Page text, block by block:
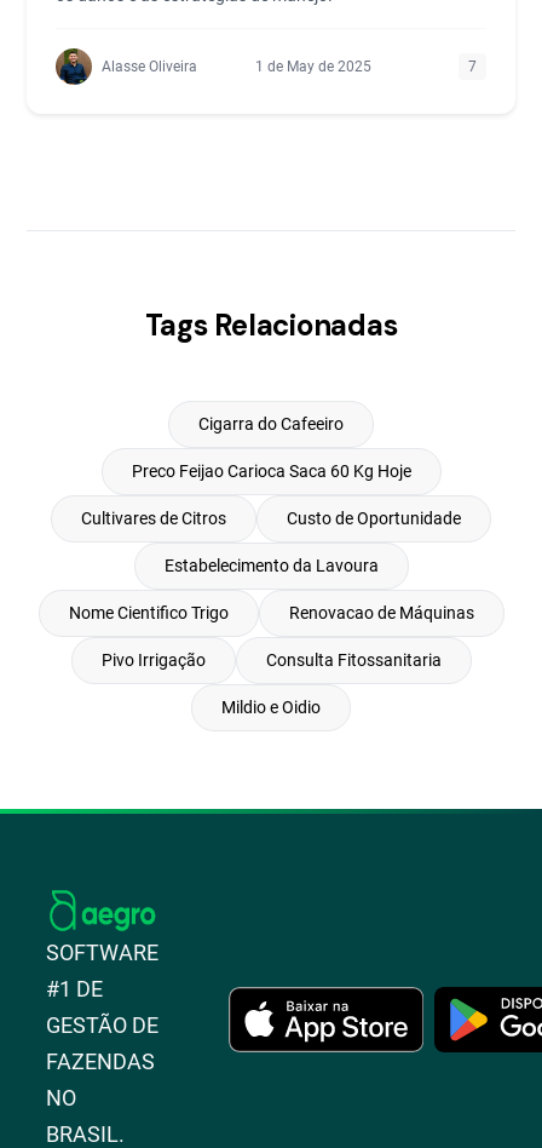
Alasse Oliveira 1 de May de 2025 7
Tags Relacionadas
Cigarra do Cafeeiro
Preco Feijao Carioca Saca 60 Kg Hoje
Cultivares de Citros Custo de Oportunidade
Estabelecimento da Lavoura
Nome Cientifico Trigo Renovacao de Máquinas
Pivo Irrigação Consulta Fitossanitaria
Mildio e Oidio
SOFTWARE
#1 DE
GESTÃO DE
FAZENDAS
NO
BRASIL.